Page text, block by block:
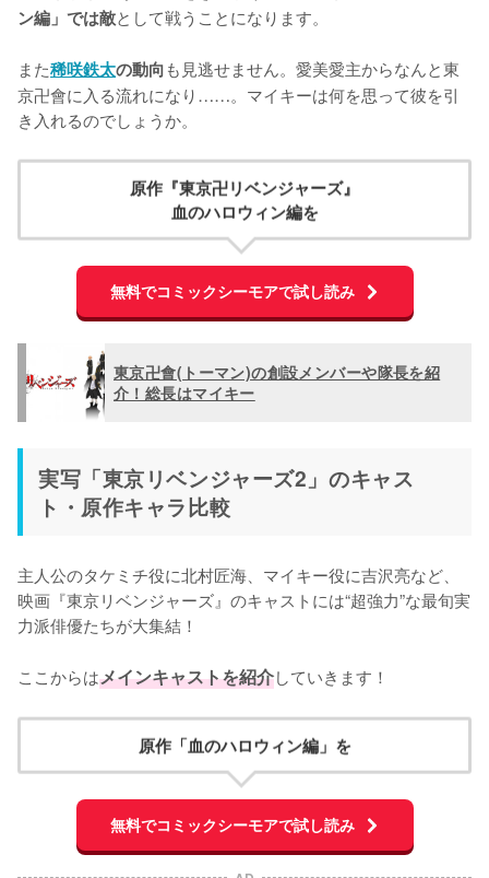
ン編」では敵として戦うことになります。
また稀咲鉄太の動向も見逃せません。愛美愛主からなんと東
京卍會に入る流れになり……。マイキーは何を思って彼を引
き入れるのでしょうか。
原作『東京卍リベンジャーズ』
血のハロウィン編を
無料でコミックシーモアで試し読み
東京卍會(トーマン)の創設メンバーや隊長を紹
介！総長はマイキー
実写「東京リベンジャーズ2」のキャス
ト・原作キャラ比較
主人公のタケミチ役に北村匠海、マイキー役に吉沢亮など、
映画『東京リベンジャーズ』のキャストには“超強力”な最旬実
力派俳優たちが大集結！
ここからはメインキャストを紹介していきます！
原作「血のハロウィン編」を
無料でコミックシーモアで試し読み